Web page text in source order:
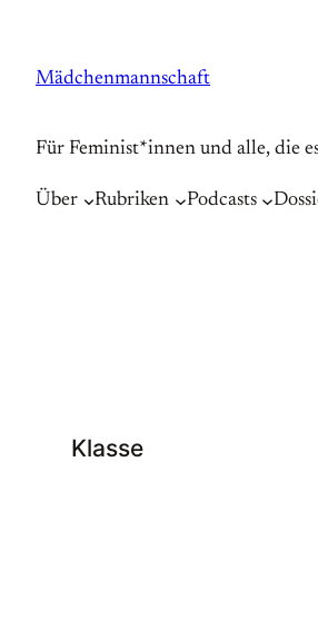
springen
Mädchenmannschaft
Für Feminist*innen und alle, die
Über Rubriken Podcasts
Klasse